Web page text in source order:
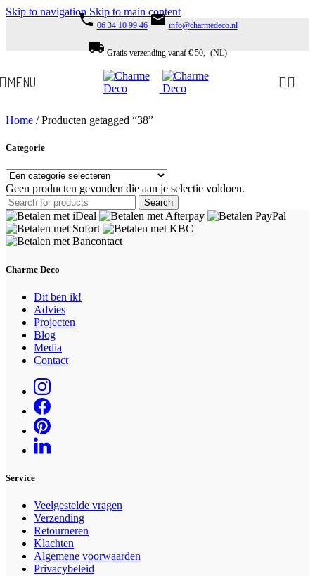
Skip to navigation Skip to main content
phone 06 34 10 99 46 email info@charmedeco.nl
local_shipping Gratis verzending vanaf € 50,- (NL)
MENU
Home / Producten getagged “38”
Categorie
Geen producten gevonden die aan je selectie voldoen.
Search
Charme Deco
Dit ben ik!
Advies
Projecten
Blog
Media
Contact
Service
Veelgestelde vragen
Verzending
Retourneren
Klachten
Algemene voorwaarden
Privacybeleid